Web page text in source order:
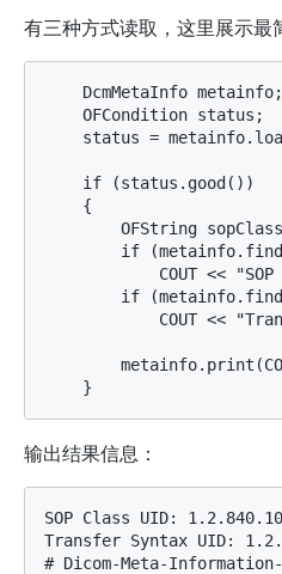
有三种方式读取，这里展示最
    DcmMetaInfo metainfo;
    OFCondition status;
status =
    if (status.good())
    {
OFString
if
COUT << "SOP
if
COUT <<
输出结果信息：
SOP Class UID:
Transfer Syntax UID:
# Dicom-Meta-Information-